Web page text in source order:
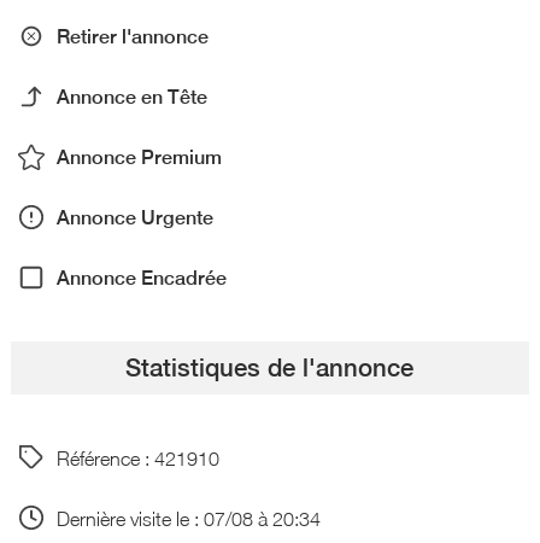
Retirer l'annonce
Annonce en Tête
Annonce Premium
Annonce Urgente
Annonce Encadrée
Statistiques de l'annonce
Référence : 421910
Dernière visite le : 07/08 à 20:34